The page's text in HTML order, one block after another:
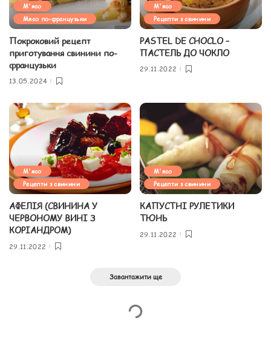
М'ясо
Мясо по-французьки
Покроковий рецепт
приготування свинини по-
французьки
13.05.2024
М'ясо
Рецепти з свинини
PASTEL DE CHOCLO –
ПАСТЕЛЬ ДО ЧОКЛО
29.11.2022
М'ясо
Рецепти з свинини
АФЕЛІЯ (СВИНИНА У
ЧЕРВОНОМУ ВИНІ З
КОРІАНДРОМ)
29.11.2022
М'ясо
Рецепти з свинини
КАПУСТНІ РУЛЕТИКИ
ТЮНЬ
29.11.2022
Завантажити ще